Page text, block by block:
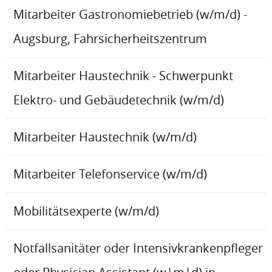
Mitarbeiter Gastronomiebetrieb (w/m/d) -
Augsburg, Fahrsicherheitszentrum
Mitarbeiter Haustechnik - Schwerpunkt
Elektro- und Gebäudetechnik (w/m/d)
Mitarbeiter Haustechnik (w/m/d)
Mitarbeiter Telefonservice (w/m/d)
Mobilitätsexperte (w/m/d)
Notfallsanitäter oder Intensivkrankenpfleger